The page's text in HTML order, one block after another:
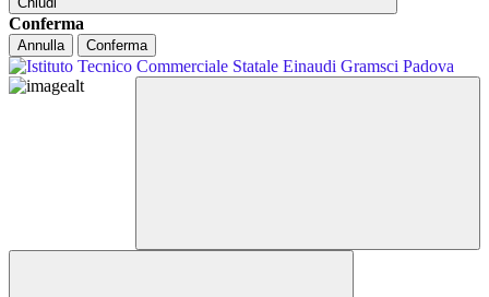
Conferma
Annulla Conferma